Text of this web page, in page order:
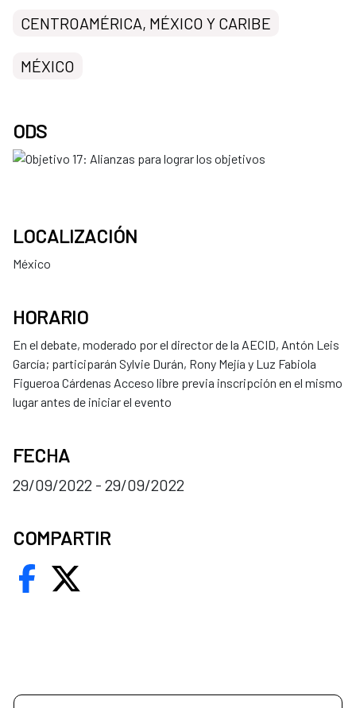
CENTROAMÉRICA, MÉXICO Y CARIBE
MÉXICO
ODS
LOCALIZACIÓN
México
HORARIO
En el debate, moderado por el director de la AECID, Antón Leis
García; participarán Sylvie Durán, Rony Mejía y Luz Fabiola
Figueroa Cárdenas Acceso libre previa inscripción en el mismo
lugar antes de iniciar el evento
FECHA
29/09/2022 - 29/09/2022
COMPARTIR